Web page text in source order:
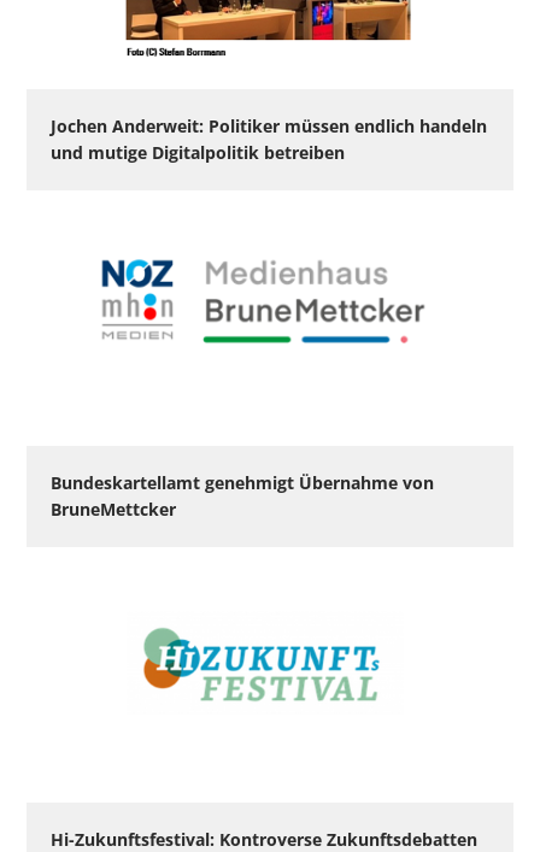
Jochen Anderweit: Politiker müssen endlich handeln
und mutige Digitalpolitik betreiben
Bundeskartellamt genehmigt Übernahme von
BruneMettcker
Hi-Zukunftsfestival: Kontroverse Zukunftsdebatten